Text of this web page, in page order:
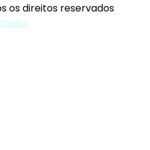
os direitos reservados